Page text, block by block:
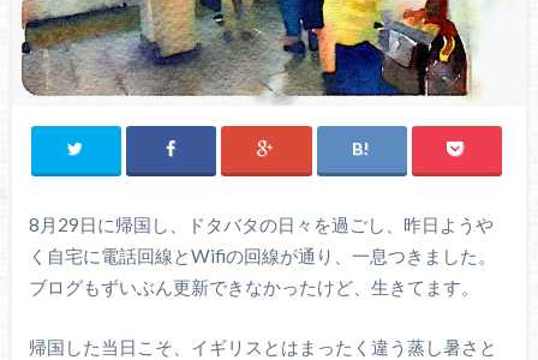
8月29日に帰国し、ドタバタの日々を過ごし、昨日ようや
く自宅に電話回線とWifiの回線が通り、一息つきました。
ブログもずいぶん更新できなかったけど、生きてます。
帰国した当日こそ、イギリスとはまったく違う蒸し暑さと